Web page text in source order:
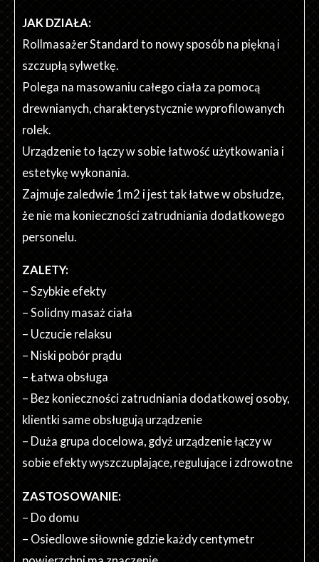
JAK DZIAŁA:
Rollmasażer Standard to nowy sposób na piękną i
szczupłą sylwetkę.
Polega na masowaniu całego ciała za pomocą
drewnianych, charakterystycznie wyprofilowanych
rolek.
Urządzenie to łączy w sobie łatwość użytkowania i
estetykę wykonania.
Zajmuje zaledwie 1m2 i jest tak łatwe w obsłudze,
że nie ma konieczności zatrudniania dodatkowego
personelu.
ZALETY:
– Szybkie efekty
– Solidny masaż ciała
– Uczucie relaksu
– Niski pobór prądu
– Łatwa obsługa
– Bez konieczności zatrudniania dodatkowej osoby,
klientki same obsługują urządzenie
– Duża grupa docelowa, gdyż urządzenie łączy w
sobie efekty wyszczuplające, regulujące i zdrowotne
ZASTOSOWANIE:
– Do domu
– Osiedlowe siłownie gdzie każdy centymetr